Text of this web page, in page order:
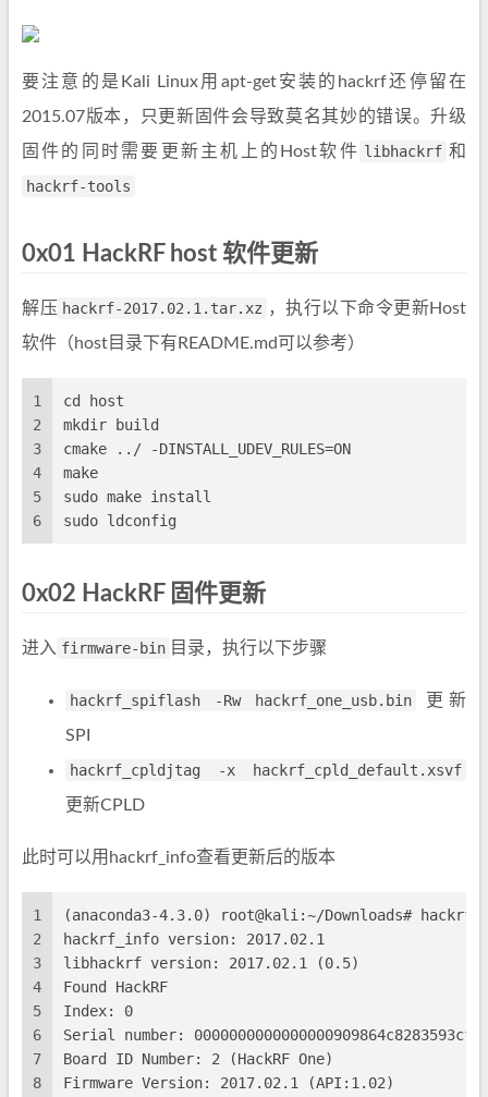
要注意的是Kali Linux用apt-get安装的hackrf还停留在
2015.07版本，只更新固件会导致莫名其妙的错误。升级
固件的同时需要更新主机上的Host软件 libhackrf 和
hackrf-tools
0x01 HackRF host 软件更新
解压 hackrf-2017.02.1.tar.xz ，执行以下命令更新Host
软件（host目录下有README.md可以参考）
1
2
3
4
5
6
cd host
mkdir build
cmake ../ -DINSTALL_UDEV_RULES=ON
make
sudo make install
sudo ldconfig
0x02 HackRF 固件更新
进入 firmware-bin 目录，执行以下步骤
hackrf_spiflash -Rw hackrf_one_usb.bin
更新
SPI
hackrf_cpldjtag -x hackrf_cpld_default.xsvf
更新CPLD
此时可以用hackrf_info查看更新后的版本
1
2
3
4
5
6
7
8
(anaconda3-4.3.0) root@kali:~/Downloads#
hackrf_info version: 2017.02.1
libhackrf version: 2017.02.1 (0.5)
Found HackRF
Index: 0
Serial number: 0000000000000000909864c8283593cf
Board ID Number: 2 (HackRF One)
Firmware Version: 2017.02.1 (API:1.02)